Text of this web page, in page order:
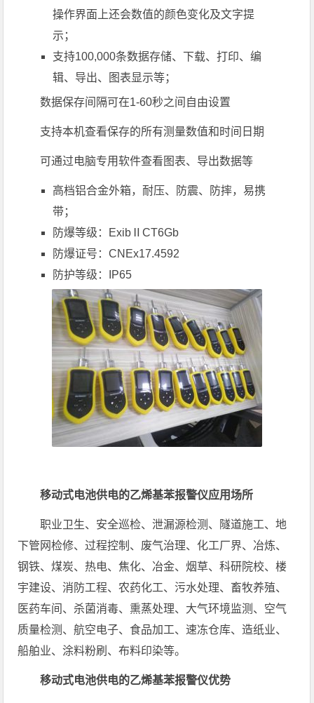
操作界面上还会数值的颜色变化及文字提
示；
支持100,000条数据存储、下载、打印、编
辑、导出、图表显示等；
数据保存间隔可在1-60秒之间自由设置
支持本机查看保存的所有测量数值和时间日期
可通过电脑专用软件查看图表、导出数据等
高档铝合金外箱，耐压、防震、防摔，易携
带；
防爆等级：ExibⅡCT6Gb
防爆证号：CNEx17.4592
防护等级：IP65
移动式电池供电的乙烯基苯报警仪应用场所
职业卫生、安全巡检、泄漏源检测、隧道施工、地
下管网检修、过程控制、废气治理、化工厂界、冶炼、
钢铁、煤炭、热电、焦化、冶金、烟草、科研院校、楼
宇建设、消防工程、农药化工、污水处理、畜牧养殖、
医药车间、杀菌消毒、熏蒸处理、大气环境监测、空气
质量检测、航空电子、食品加工、速冻仓库、造纸业、
船舶业、涂料粉刷、布料印染等。
移动式电池供电的乙烯基苯报警仪优势